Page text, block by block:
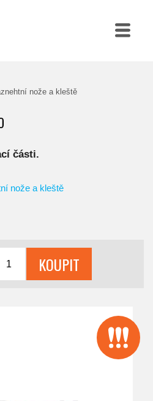
nože a kleště
části.
nože a kleště